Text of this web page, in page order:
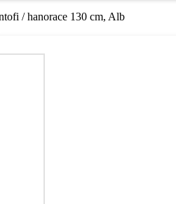
/ hanorace 130 cm, Alb